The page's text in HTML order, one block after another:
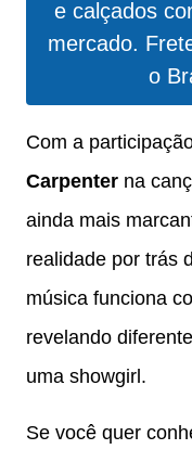
e calçados
mercado.
o
Com a
Carpenter na
ainda mais
realidade por trás
música funciona
revelando
uma showgirl.
Se você quer